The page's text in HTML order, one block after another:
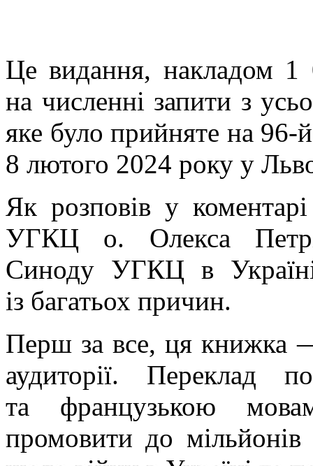
Це видання, накладом 1
на численні запити з
яке було прийняте на 96-
8 лютого 2024 року у
Як розповів у
УГКЦ о. Олекса
Синоду УГКЦ в
із багатьох причин.
Перш за все, ця книжка
аудиторії. Переклад
та французькою
промовити до